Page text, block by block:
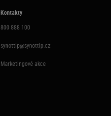
Kontakty
800 888 100
synottip@synottip.cz
Marketingové akce